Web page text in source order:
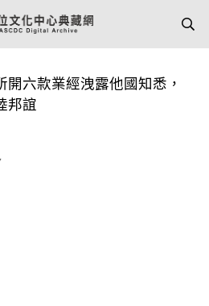
六款業經洩露他國知悉，
邦誼